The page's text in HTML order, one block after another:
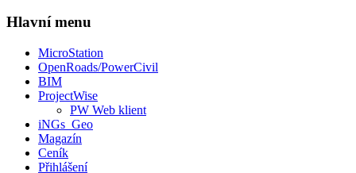
Hlavní menu
MicroStation
OpenRoads/PowerCivil
BIM
ProjectWise
PW Web klient
iNGs_Geo
Magazín
Ceník
Přihlášení